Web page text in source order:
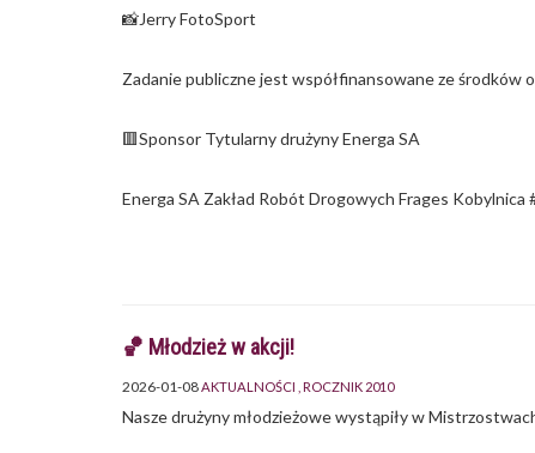
📸Jerry FotoSport
Zadanie publiczne jest współfinansowane ze środków
🟥Sponsor Tytularny drużyny Energa SA
Energa SA Zakład Robót Drogowych Frages Kobylnica
🏀 Młodzież w akcji!
2026-01-08AKTUALNOŚCI ROCZNIK 2010
Nasze drużyny młodzieżowe wystąpiły w